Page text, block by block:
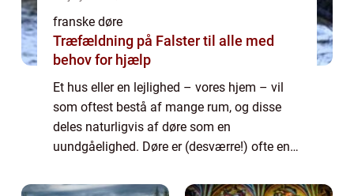
franske døre
Træfældning på Falster til alle med
behov for hjælp
Et hus eller en lejlighed – vores hjem – vil
som oftest bestå af mange rum, og disse
deles naturligvis af døre som en
uundgåelighed. Døre er (desværre!) ofte en
dett...